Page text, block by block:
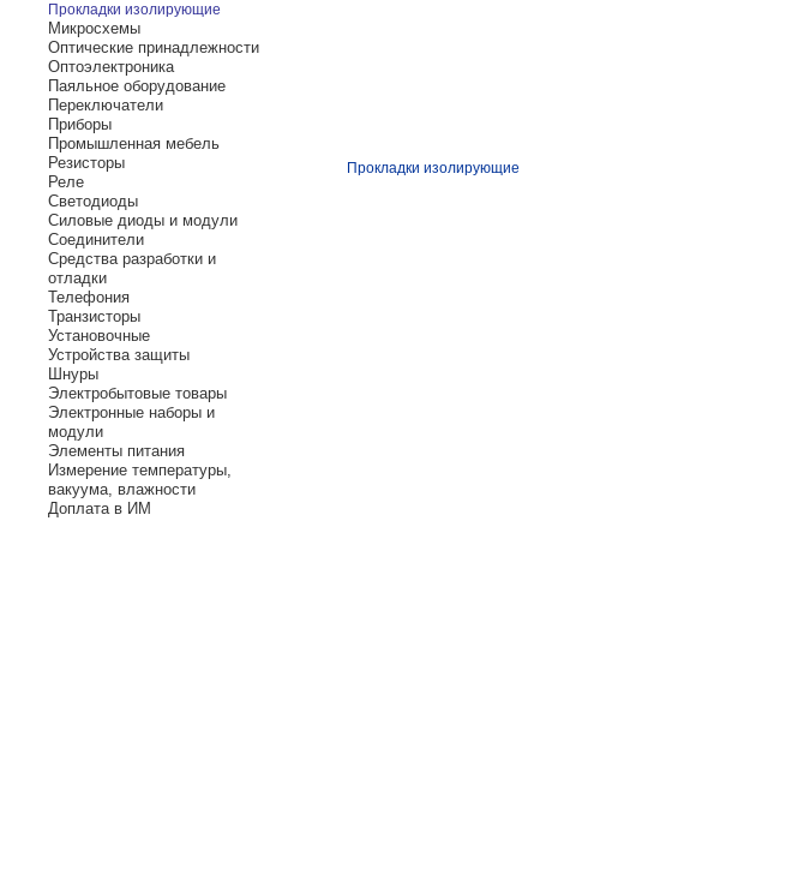
Прокладки изолирующие
Микросхемы
Оптические принадлежности
Оптоэлектроника
Паяльное оборудование
Переключатели
Приборы
Промышленная мебель
Резисторы
Реле
Светодиоды
Силовые диоды и модули
Соединители
Средства разработки и
отладки
Телефония
Транзисторы
Установочные
Устройства защиты
Шнуры
Электробытовые товары
Электронные наборы и
модули
Элементы питания
Измерение температуры,
вакуума, влажности
Доплата в ИМ
Прокладки изолирующие